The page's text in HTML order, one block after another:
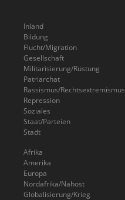
Inland
Bildung
Flucht/Migration
Gesellschaft
Militarisierung/Rüstung
Patriarchat
Rassismus/Rechtsextremismus
Repression
Soziales
Staat/Parteien
Stadt
Afrika
Amerika
Europa
Nordafrika/Nahost
Globalisierung/Krieg